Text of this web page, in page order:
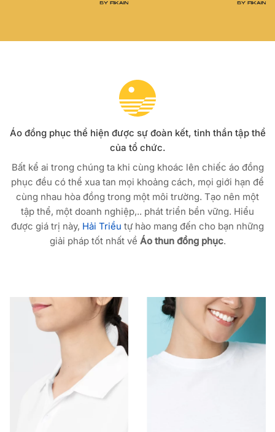
Áo đồng phục thể hiện được sự đoàn kết, tinh thần tập thể
của tổ chức.
Bất kể ai trong chúng ta khi cùng khoác lên chiếc áo đồng
phục đều có thể xua tan mọi khoảng cách, mọi giới hạn để
cùng nhau hòa đồng trong một môi trường. Tạo nên một
tập thể, một doanh nghiệp,.. phát triển bền vững. Hiểu
được giá trị này, Hải Triều tự hào mang đến cho bạn những
giải pháp tốt nhất về Áo thun đồng phục.